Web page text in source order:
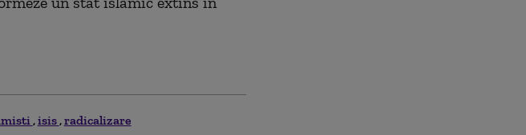
isis radicalizare